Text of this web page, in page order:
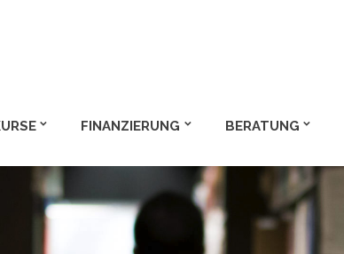
FINANZIERUNG BERATUNG